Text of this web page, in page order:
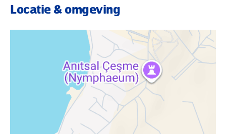
Faciliteiten Can Garden Beach Hotel
In dit hotel verblijf je in een groene en ontspannen
omgeving met in totaal 203 kamers verdeeld over knusse
bungalows. Bij aankomst word je welkom geheten bij de 24-
uursreceptie en maak je gebruik van WiFi. Er is een gezellige
tv-lounge, bagageruimte en een ruim terras waar je heerlijk
kunt zitten. Buiten ligt een grote tuin waar de bungalows
sfeervol verspreid liggen. Voor een hapje en drankje kun je
terecht in het buffetrestaurant Sunset of bij de snackbar.
Daarnaast zijn er twee à-la-carterestaurants met Turkse en
Locatie & omgeving